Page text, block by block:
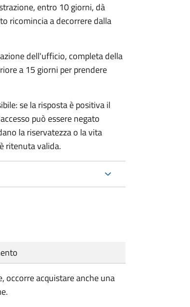
entro 10 giorni, dà
ricomincia a decorrere dalla
dell'ufficio, completa della
a 15 giorni per prendere
se la risposta è positiva il
può essere negato
la riservatezza o la vita
ritenuta valida.
occorre acquistare anche una